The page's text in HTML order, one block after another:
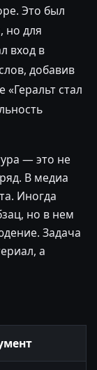
Это был
но для
вход в
добавив
стал
— это не
В медиа
Иногда
но в нем
Задача
а